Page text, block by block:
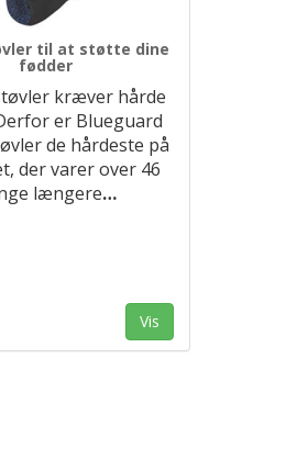
til at støtte dine
fødder
kræver hårde
er Blueguard
de hårdeste på
der varer over 46
længere…
Vis